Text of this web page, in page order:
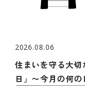
2026.08.06
住まいを守る大
日」〜今月の何の